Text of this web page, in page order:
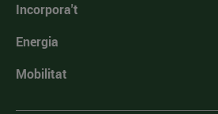
Incorpora't
Energia
Mobilitat